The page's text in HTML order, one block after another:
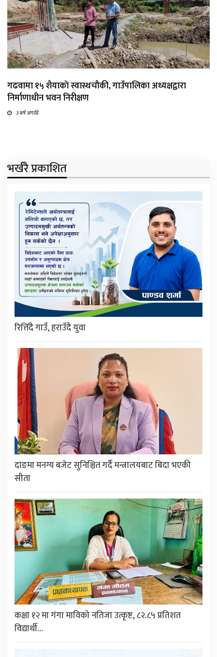
गढवामा १५ शैयाकाे स्वास्थचाैकी, गाउँपालिका अध्यक्षद्वारा
निर्माणाधीन भवन निरीक्षण
3 बर्ष अगाडि
भर्खरै प्रकाशित
रित्तिँदै गाउँ, हराउँदै युवा
दाङमा मनग्य बजेट सुनिश्चित गर्दै मन्त्रालयबाट बिदा भएकी
सीता
कक्षा १२ मा गंगा माविको नतिजा उत्कृष्ट, ८२.८५ प्रतिशत
विद्यार्थी…